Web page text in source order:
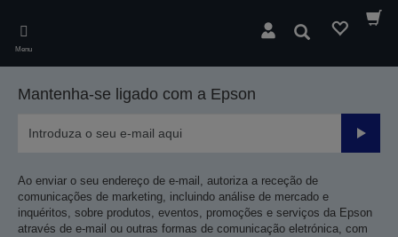
main
content
Menu
Pesquisar
Mantenha-se ligado com a Epson
Enviar
Ao enviar o seu endereço de e-mail, autoriza a receção de
comunicações de marketing, incluindo análise de mercado e
inquéritos, sobre produtos, eventos, promoções e serviços da Epson
através de e-mail ou outras formas de comunicação eletrónica, com